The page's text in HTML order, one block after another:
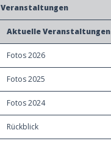
Veranstaltungen
Aktuelle Veranstaltungen
Fotos 2026
Fotos 2025
Fotos 2024
Rückblick